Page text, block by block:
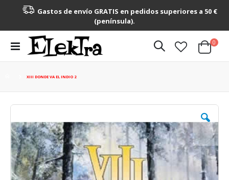
Gastos de envío GRATIS en pedidos superiores a 50 €
(península).
Toggle
Nav
Cart
0
XIII DONDE VA EL INDIO 2
Saltar
final
de
la
galería
de
imágenes